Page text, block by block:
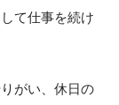
て仕事を続け
がい、休日の